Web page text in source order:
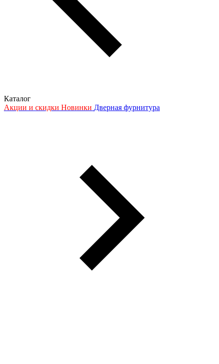
Каталог
Акции и скидки Новинки Дверная фурнитура